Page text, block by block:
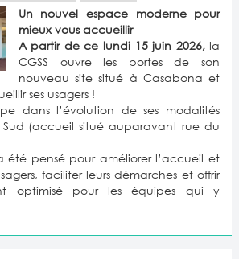
Un nouvel espace moderne pour
mieux vous accueillir
A partir de ce lundi 15 juin 2026,la
CGSS ouvre les portes de son
nouveau site situé à Casabona et
ses usagers !
dans l’évolution de ses modalités
(accueil situé auparavant rue du
été pensé pour améliorer l’accueil et
faciliter leurs démarches et offrir
optimisé pour les équipes qui y